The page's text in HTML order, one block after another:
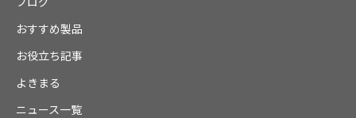
おすすめ製品
お役立ち記事
よきまる
ニュース一覧